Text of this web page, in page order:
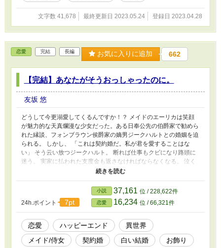
文字数 41,678 最終更新日 2023.05.24 登録日 2023.04.28
恋愛 完結 長編 お気に入りに追加 662
【完結】あなたがそうおっしゃったのに。
友坂 悠
どうして今更溺愛してくるんですか！？ メイドのエーリカは笑顔
が魅力的な天真爛漫な少女だった。ある日奉公先の伯爵家で勧めら
れた縁談、フォンブラウン侯爵家の嫡男ジークハルトとの婚姻を迫
られる。 しかし、 「これは契約婚だ。私が君を愛することはな
い」 そう云い放つジークハルト。 断れば仕事もクビになり路頭に
迷う。 実家に払われた支度金も返さなければならなくなる。 泣く
泣く頷いて婚姻を結んだものの、元々不本意であったのにこんな事
消したいと画策するエーリカ。 しかしなかなかうまくいかず、 そ
れよりも、最近ジークハルトさまの態度も変わってきて？ え？
君を愛することはないだなんて仰ったのに、なんでわたくし溺愛さ
れちゃってるんですか？
24h.ポイント 7pt
小説 37,161 位 / 228,622件
恋愛 16,234 位 / 66,321件
恋愛 ハッピーエンド
異世界
メイド/侍女
契約婚 白い結婚
お飾り